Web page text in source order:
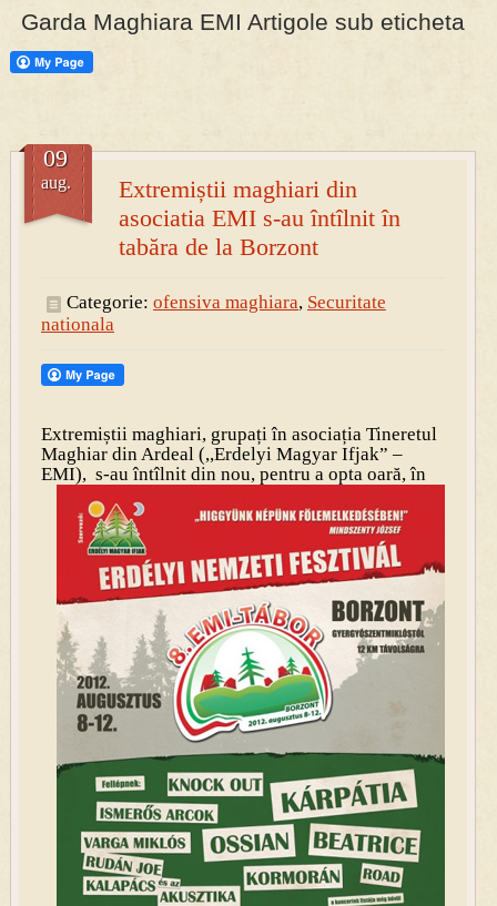
Garda Maghiara EMI Artigole sub eticheta
Extremiștii maghiari din
asociatia EMI s-au întîlnit în
tabăra de la Borzont
09
aug.
Categorie: ofensiva maghiara, Securitate
nationala
Extremiștii maghiari, grupați în asociația Tineretul
Maghiar din Ardeal (,,Erdelyi Magyar Ifjak” –
EMI), s-au întîlnitdin nou, pentru a opta oară, în